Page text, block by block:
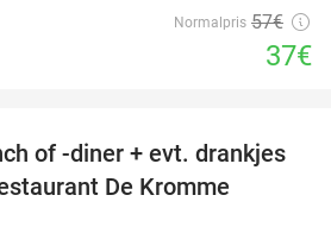
Normalpris 57€
37€
16%
of -diner + evt. drankjes
De Kromme